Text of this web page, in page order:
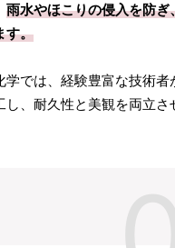
雨水やほこりの侵入を防ぎ
す。
学では、経験豊富な技術者
し、耐久性と美観を両立さ